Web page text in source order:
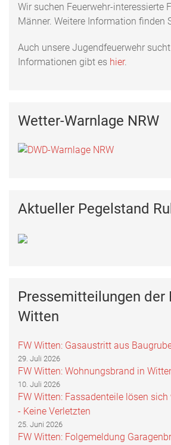
Wir suchen Feuerwehr-interessierte
Männer. Weitere Information finden
Auch unsere Jugendfeuerwehr
Informationen gibt es hier.
Wetter-Warnlage NRW
Aktueller Pegelstand
Pressemitteilungen der
Witten
FW Witten: Gasaustritt aus
29. Juli 2026
FW Witten: Wohnungsbrand in
10. Juli 2026
FW Witten: Fassadenteile lösen
- Keine Verletzten
25. Juni 2026
FW Witten: Folgemeldung